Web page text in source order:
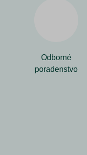
Odborné
poradenstvo